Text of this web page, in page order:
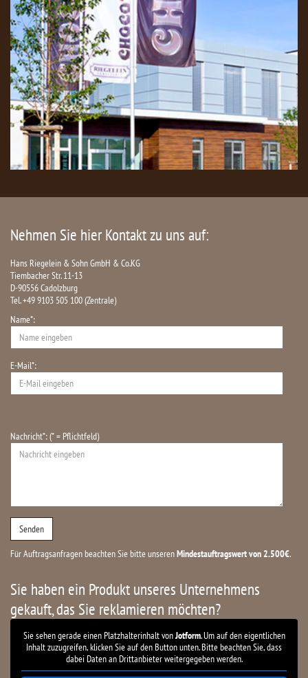
Nehmen Sie hier Kontakt zu uns auf:
Hans Riegelein & Sohn GmbH & Co.KG
Tiembacher Str. 11-13
D-90556 Cadolzburg
Tel. +49 9103 505 100 (Zentrale)
Name*:
E-Mail*:
Nachricht*: (* = Pflichtfeld)
Für Auftragsanfragen beachten Sie bitte unserenMindestauftragswert von 2.500€.
Sie haben ein Produkt unseres Unternehmens
gekauft, das Sie reklamieren möchten?
Sie sehen gerade einen Platzhalterinhalt vonJotform. Um auf den eigentlichen
Inhalt zuzugreifen, klicken Sie auf den Button unten. Bitte beachten Sie, dass
dabei Daten an Drittanbieter weitergegeben werden.